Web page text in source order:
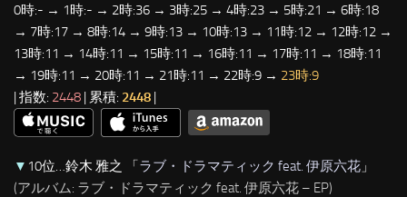
0時:- → 1時:- → 2時:36 → 3時:25 → 4時:23 → 5時:21 → 6時:18
→ 7時:17 → 8時:14 → 9時:13 → 10時:13 → 11時:12 → 12時:12 →
13時:11 → 14時:11 → 15時:11 → 16時:11 → 17時:11 → 18時:11
→ 19時:11 → 20時:11 → 21時:11 → 22時:9 → 23時:9
| 指数: 2448 | 累積: 2448 |
▼ 10位…鈴木 雅之 「ラブ・ドラマティック feat. 伊原六花 」
(アルバム: ラブ・ドラマティック feat. 伊原六花 – EP)